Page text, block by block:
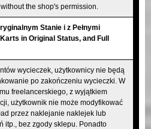
the shop's permission.
Stanie i z Pełnymi
in Original Status, and Full
wycieczek, użytkownicy nie będą
po zakończeniu wycieczki. W
freelancerskiego, z wyjątkiem
użytkownik nie może modyfikować
przez naklejanie naklejek lub
itp., bez zgody sklepu. Ponadto